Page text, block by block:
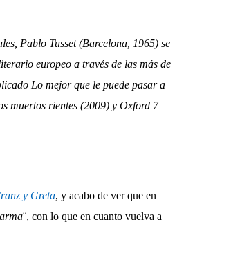
Pablo Tusset (Barcelona, 1965) se
europeo a través de las más de
Lo mejor que le puede pasar a
muertos rientes (2009) y Oxford 7
y Greta, y acabo de ver que en
¨, con lo que en cuanto vuelva a